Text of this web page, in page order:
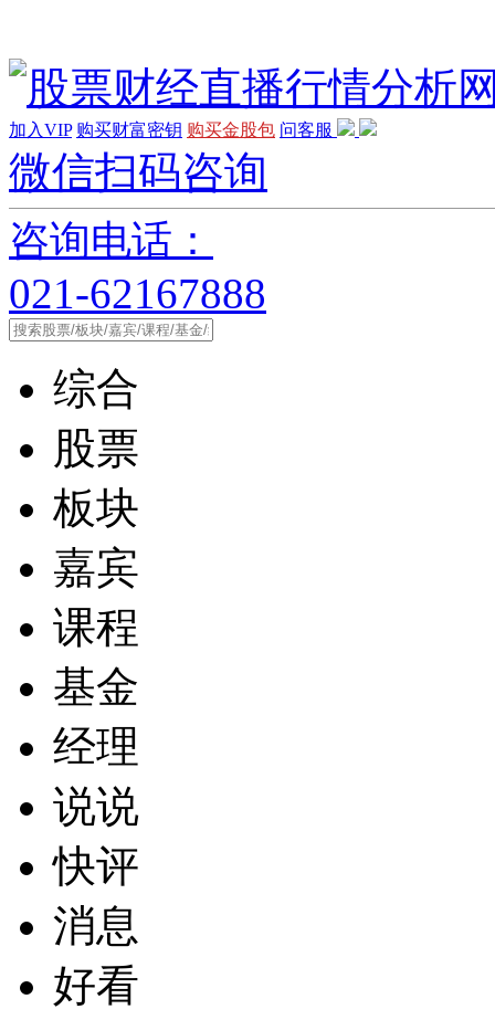
加入VIP 购买财富密钥 购买金股包 问客服
微信扫码咨询
咨询电话：
021-62167888
综合
股票
板块
嘉宾
课程
基金
经理
说说
快评
消息
好看